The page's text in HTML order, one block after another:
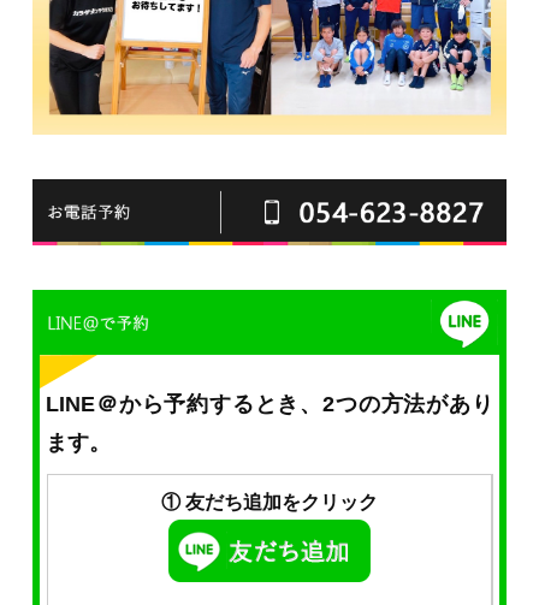
LINE＠から予約するとき、2つの方法があり
ます。
① 友だち追加をクリック